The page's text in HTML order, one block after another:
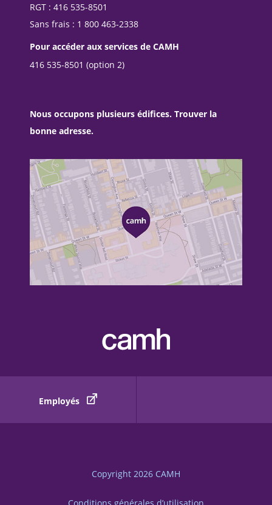
RGT : 416 535-8501
Sans frais : 1 800 463-2338
Pour accéder aux services de CAMH
416 535-8501 (option 2)
Nous occupons plusieurs édifices. Trouver la
bonne adresse.
Employés
Copyright 2026 CAMH
Conditions générales d’utilisation